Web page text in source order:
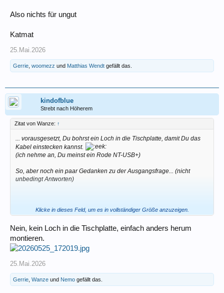
Also nichts für ungut
Katmat
25.Mai.2026
Gerrie woomezz und Matthias Wendt gefällt das.
kindofblue
Strebt nach Höherem
Zitat von Wanze: ↑
... vorausgesetzt, Du bohrst ein Loch in die Tischplatte, damit Du das
Kabel einstecken kannst.
(ich nehme an, Du meinst ein Rode NT-USB+)
So, aber noch ein paar Gedanken zu der Ausgangsfrage... (nicht
unbedingt Antworten)
'Potentiellen Enkeln'... das klingt so nach 'Enkeln die es vielleicht
Musik machen wollen (oder auch nicht), kriegen sie das Audiointerface
von Opa - das allerdings bis dahin technisch völlig veraltet ist und sich
mit diesem
Quantencomputer anschliessen lässt.
Ich stelle mir vor, wie meine Großeltern sich einen Top-Modernen,
hochpreisigen Kasettenrecorder gekauft hätten, damit ich jetzt so ein
Ding am Hals habe, das ich noch für ein paar Euro vertickern könnte -
oder gleich rauswerfe, weil die Technik eben inzwischen
Klicke in dieses Feld, um es in vollständiger Größe anzuzeigen.
Nein, kein Loch in die Tischplatte, einfach anders herum
montieren.
25.Mai.2026
Gerrie Wanze und Nemo gefällt das.